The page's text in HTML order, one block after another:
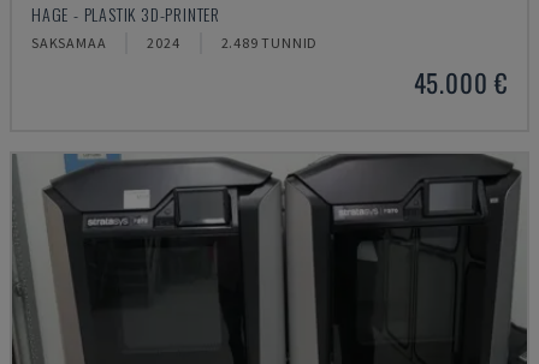
HAGE - PLASTIK 3D-PRINTER
SAKSAMAA 2024 2.489 TUNNID
45.000 €